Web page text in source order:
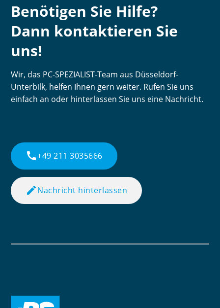
Benötigen Sie Hilfe?
Dann kontaktieren Sie
uns!
Wir, das PC-SPEZIALIST-Team aus Düsseldorf-
Unterbilk, helfen Ihnen gern weiter. Rufen Sie uns
einfach an oder hinterlassen Sie uns eine Nachricht.
call+49 211 3035666
editNachricht hinterlassen